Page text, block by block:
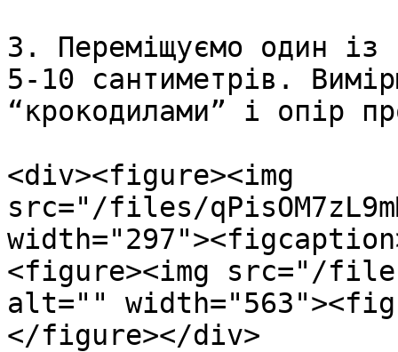
3. Переміщуємо один із
5-10 сантиметрів.
“крокодилами” і опір
<div><figure><img
src="/files/
<figure><img src="/files/
alt=""
</figure></div>